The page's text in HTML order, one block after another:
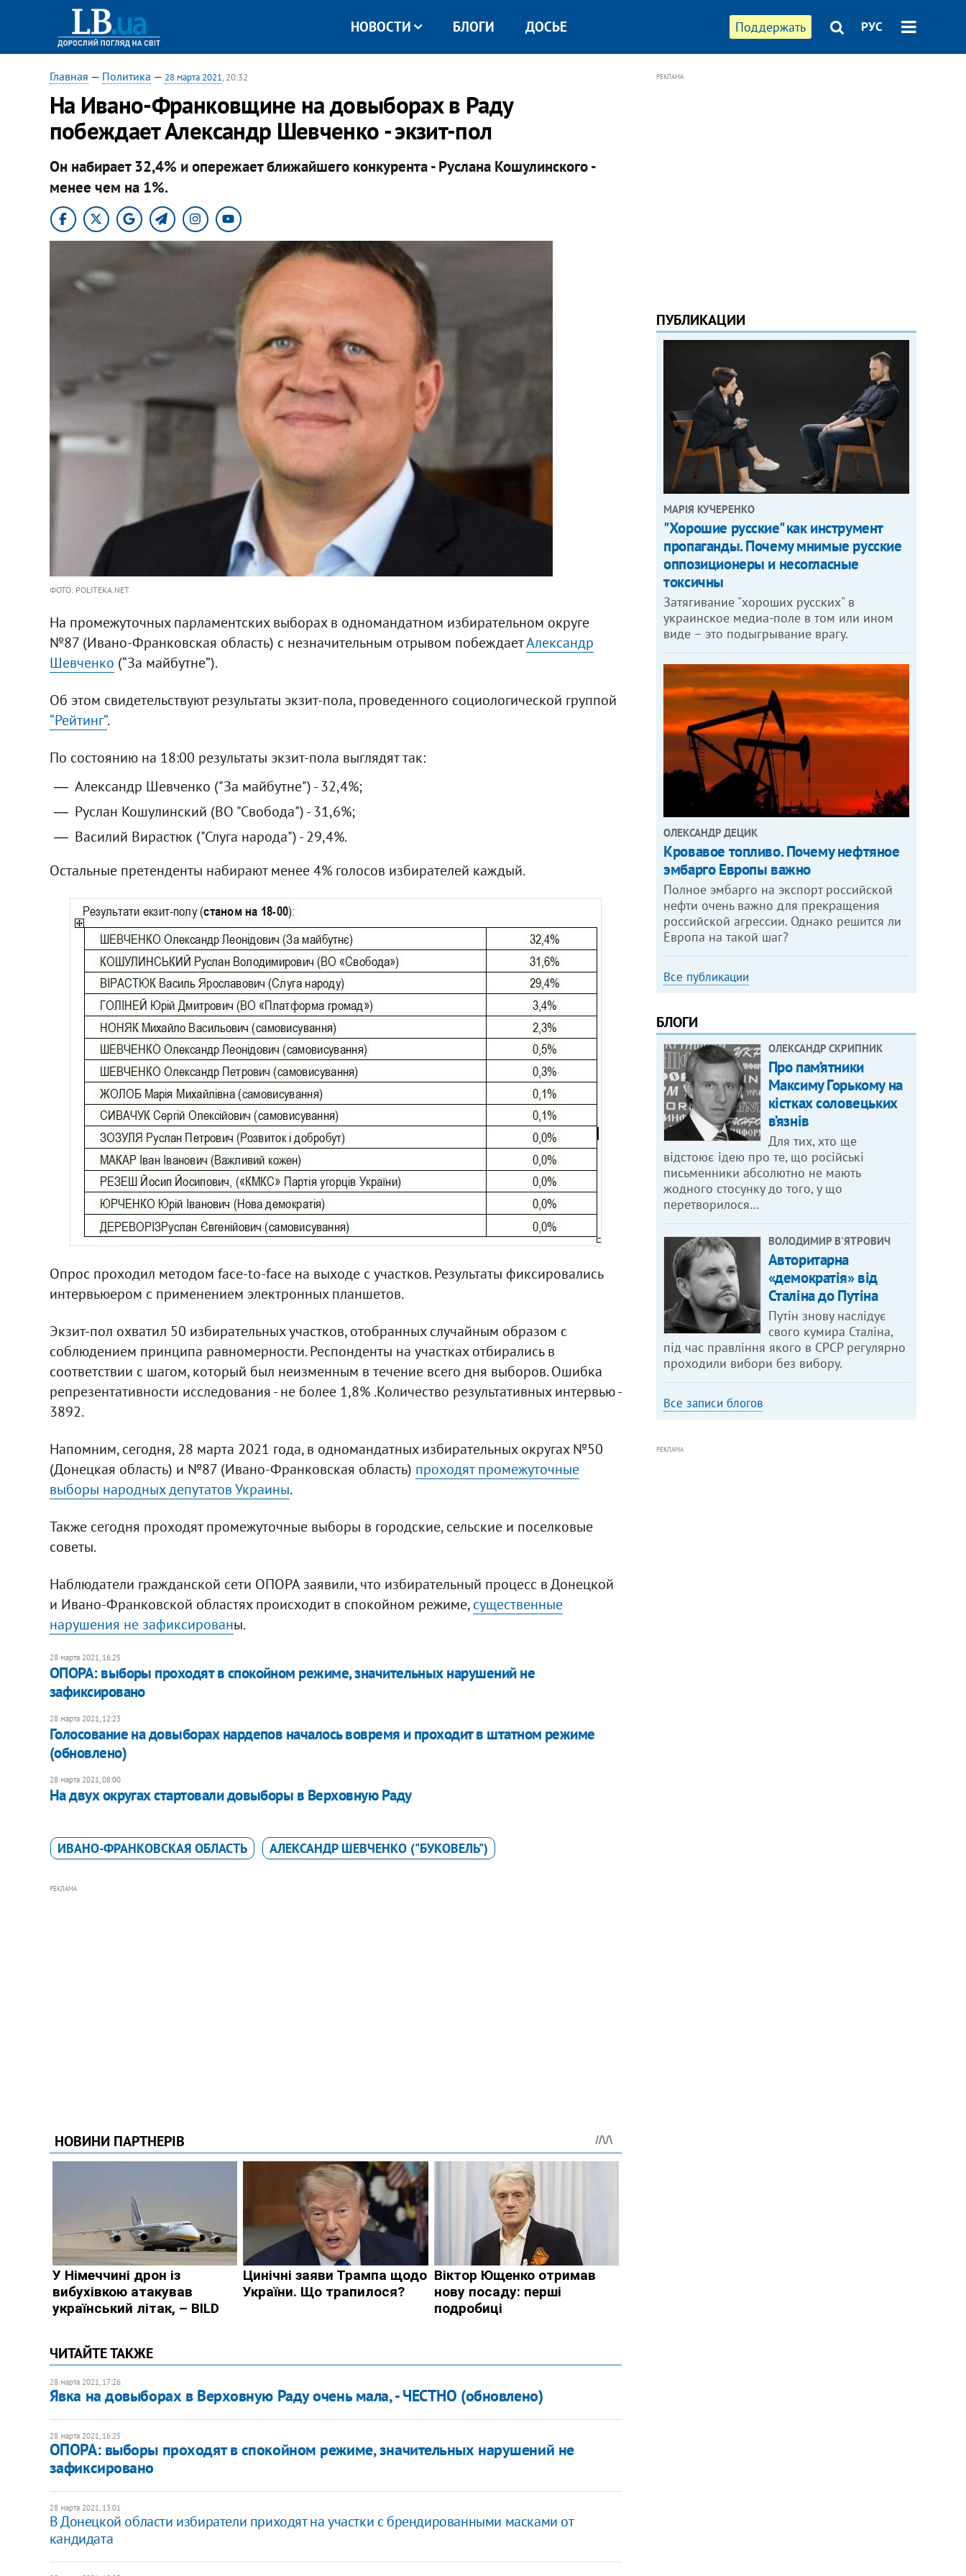
Поддержать РУС
НОВОСТИ БЛОГИ ДОСЬЕ
Главная — Политика — 28 марта 2021, 20:32
На Ивано-Франковщине на довыборах в Раду
побеждает Александр Шевченко - экзит-пол
Он набирает 32,4% и опережает ближайшего конкурента - Руслана Кошулинского -
менее чем на 1%.
ФОТО: POLITEKA.NET
На промежуточных парламентских выборах в одномандатном избирательном округе
№87 (Ивано-Франковская область) с незначительным отрывом побеждаетАлександр
Шевченко (“За майбутне”).
Об этом свидетельствуют результаты экзит-пола, проведенного социологической группой
“Рейтинг”.
По состоянию на 18:00 результаты экзит-пола выглядят так:
Александр Шевченко ("За майбутне") - 32,4%;
Руслан Кошулинский (ВО "Свобода") - 31,6%;
Василий Вирастюк ("Слуга народа") - 29,4%.
Остальные претенденты набирают менее 4% голосов избирателей каждый.
Опрос проходил методом face-to-face на выходе с участков. Результаты фиксировались
интервьюером с применением электронных планшетов.
Экзит-пол охватил 50 избирательных участков, отобранных случайным образом с
соблюдением принципа равномерности. Респонденты на участках отбирались в
соответствии с шагом, который был неизменным в течение всего дня выборов. Ошибка
репрезентативности исследования - не более 1,8% .Количество результативных интервью -
3892.
Напомним, сегодня, 28 марта 2021 года, в одномандатных избирательных округах №50
(Донецкая область) и №87 (Ивано-Франковская область) проходят промежуточные
выборы народных депутатов Украины.
Также сегодня проходят промежуточные выборы в городские, сельские и поселковые
советы.
Наблюдатели гражданской сети ОПОРА заявили, что избирательный процесс в Донецкой
и Ивано-Франковской областях происходит в спокойном режиме,существенные
нарушения не зафиксированы.
28 марта 2021, 16:25
ОПОРА: выборы проходят в спокойном режиме, значительных нарушений не
зафиксировано
28 марта 2021, 12:23
Голосование на довыборах нардепов началось вовремя и проходит в штатном режиме
(обновлено)
28 марта 2021, 08:00
На двух округах стартовали довыборы в Верховную Раду
ИВАНО-ФРАНКОВСКАЯ ОБЛАСТЬ АЛЕКСАНДР ШЕВЧЕНКО ("БУКОВЕЛЬ")
РЕКЛАМА
ЧИТАЙТЕ ТАКЖЕ
28 марта 2021, 17:26
Явка на довыборах в Верховную Раду очень мала, - ЧЕСТНО (обновлено)
28 марта 2021, 16:25
ОПОРА: выборы проходят в спокойном режиме, значительных нарушений не
зафиксировано
28 марта 2021, 13:01
В Донецкой области избиратели приходят на участки с брендированными масками от
кандидата
РЕКЛАМА
ПУБЛИКАЦИИ
МАРІЯ КУЧЕРЕНКО
"Хорошие русские" как инструмент
пропаганды. Почему мнимые русские
оппозиционеры и несогласные
токсичны
Затягивание "хороших русских" в
украинское медиа-поле в том или ином
виде – это подыгрывание врагу.
ОЛЕКСАНДР ДЕЦИК
Кровавое топливо. Почему нефтяное
эмбарго Европы важно
Полное эмбарго на экспорт российской
нефти очень важно для прекращения
российской агрессии. Однако решится ли
Европа на такой шаг?
Все публикации
БЛОГИ
ОЛЕКСАНДР СКРИПНИК
Про пам’ятники
Максиму Горькому на
кістках соловецьких
в’язнів
Для тих, хто ще
відстоює ідею про те, що російські
письменники абсолютно не мають
жодного стосунку до того, у що
перетворилося…
ВОЛОДИМИР В'ЯТРОВИЧ
Авторитарна
«демократія» від
Сталіна до Путіна
Путін знову наслідує
свого кумира Сталіна,
під час правління якого в СРСР регулярно
проходили вибори без вибору.
Все записи блогов
РЕКЛАМА